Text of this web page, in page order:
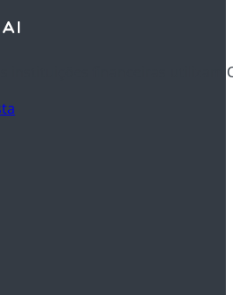
instituições financeiras